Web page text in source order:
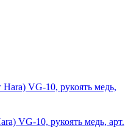
VG-10, рукоять медь, арт.